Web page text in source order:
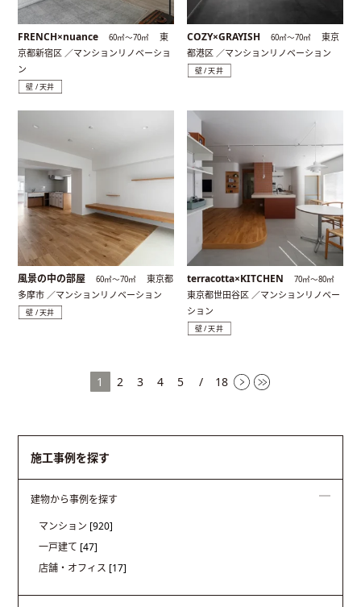
FRENCH×nuance 60㎡〜70㎡
東
京都新宿区 ／マンションリノベーショ
ン
壁 / 天井
COZY×GRAYISH 60㎡〜70㎡
東京
都港区 ／マンションリノベーション
壁 / 天井
風景の中の部屋 60㎡〜70㎡
東京都
多摩市 ／マンションリノベーション
壁 / 天井
terracotta×KITCHEN 70㎡〜80㎡
東京都世田谷区 ／マンションリノベー
ション
壁 / 天井
1 2 3 4 5 / 18
施工事例を探す
建物から事例を探す
マンション [920]
一戸建て [47]
店舗・オフィス [17]